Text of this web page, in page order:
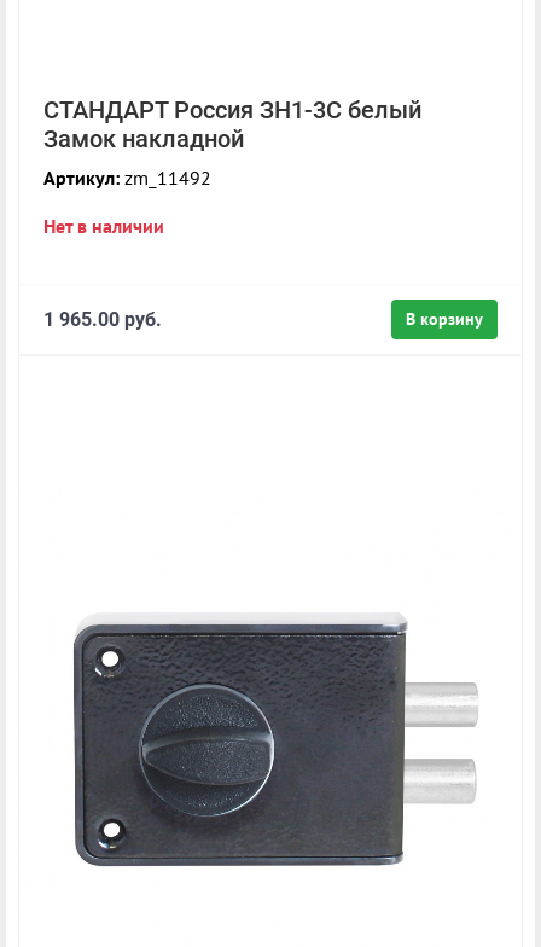
СТАНДАРТ Россия ЗН1-3С белый
Замок накладной
Артикул: zm_11492
Нет в наличии
В корзину
1 965.00 руб.